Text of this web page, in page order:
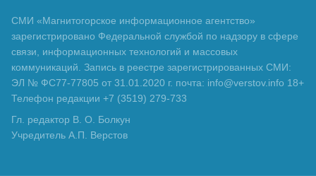
СМИ «Магнитогорское информационное агентство»
зарегистрировано Федеральной службой по надзору в сфере
связи, информационных технологий и массовых
коммуникаций. Запись в реестре зарегистрированных СМИ:
ЭЛ № ФС77-77805 от 31.01.2020 г. почта: info@verstov.info 18+
Телефон редакции +7 (3519) 279-733
Гл. редактор В. О. Болкун
Учредитель А.П. Верстов